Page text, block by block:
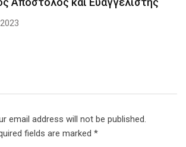
email address will not be published.
fields are marked *